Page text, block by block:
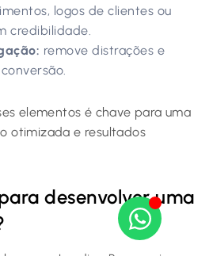
logos de clientes ou
credibilidade.
remove distrações e
elementos é chave para uma
otimizada e resultados
desenvolver uma